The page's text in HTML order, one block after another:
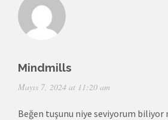
Mindmills
Mayıs 7, 2024 at 11:20 am
Beğen tuşunu niye seviyorum biliyor